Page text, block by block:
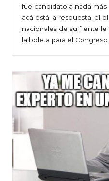
fue candidato a nada
acá está la respuesta: el
nacionales de su frente
la boleta para el Congreso.